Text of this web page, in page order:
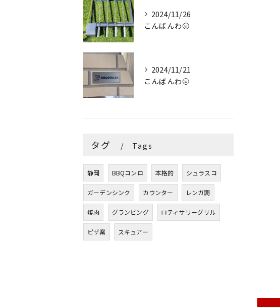
2024/11/26
こんばんわ🌝
2024/11/21
こんばんわ🌝
タグ Tags
静岡 BBQコンロ 本格的 シュラスコ
ガーデンシンク カウンター レンガ調
焼肉 グランピング ロティサリーグリル
ピザ窯 スキュアー